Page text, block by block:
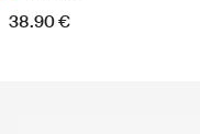
38.90 €